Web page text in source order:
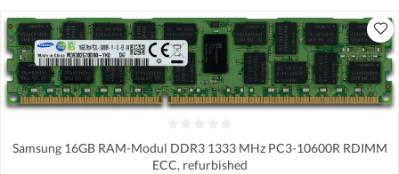
Samsung 16GB RAM-Modul DDR3 1333 MHz PC3-10600R RDIMM
ECC, refurbished